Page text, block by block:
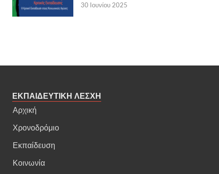
30 Ιουνίου 2025
ΕΚΠΑΙΔΕΥΤΙΚΗ ΛΕΣΧΗ
Αρχική
Χρονοδρόμιο
Εκπαίδευση
Κοινωνία